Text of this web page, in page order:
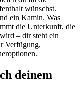
wünschst.
ein Kamin. Was
die Unterkunft, die
– dir steht ein
Verfügung,
deinem